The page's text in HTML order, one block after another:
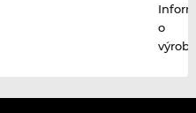
o